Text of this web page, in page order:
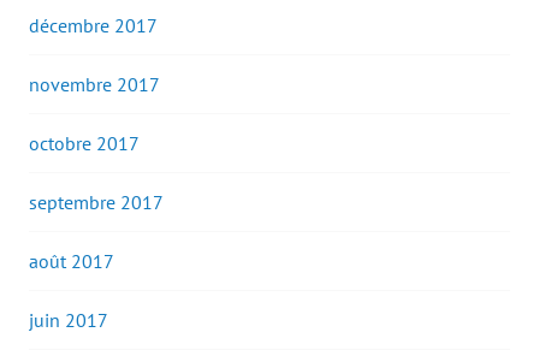
décembre 2017
novembre 2017
octobre 2017
septembre 2017
août 2017
juin 2017